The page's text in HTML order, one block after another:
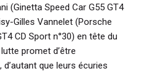
(Ginetta Speed Car G55 GT4
Gilles Vannelet (Porsche
CD Sport n°30) en tête du
promet d’être
que leurs écuries